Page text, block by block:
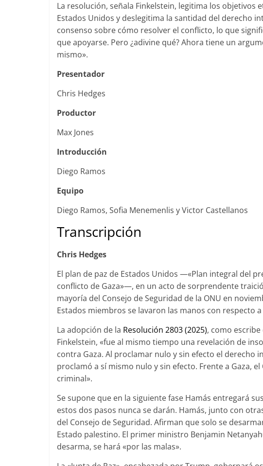
La resolución, señala Finkelstein, legitima los objetivos
Estados Unidos y deslegitima la santidad del derecho
consenso sobre cómo resolver el conflicto, lo que
que apoyarse. Pero ¿adivine qué? Ahora tiene un
mismo».
Presentador
Chris Hedges
Productor
Max Jones
Introducción
Diego Ramos
Equipo
Diego Ramos, Sofia Menemenlis y Victor Castellanos
Transcripción
Chris Hedges
El plan de paz de Estados Unidos —«Plan integral del
conflicto de Gaza»—, en un acto de sorprendente
mayoría del Consejo de Seguridad de la ONU en
Estados miembros se lavaron las manos con respecto
La adopción de la Resolución 2803 (2025), como
Finkelstein, «fue al mismo tiempo una revelación de
contra Gaza. Al proclamar nulo y sin efecto el derecho
proclamó a sí mismo nulo y sin efecto. Frente a Gaza,
criminal».
Se supone que en la siguiente fase Hamás entregará
estos dos pasos nunca se darán. Hamás, junto con
del Consejo de Seguridad. Afirman que solo se
Estado palestino. El primer ministro Benjamin
desarma, se hará «por las malas».